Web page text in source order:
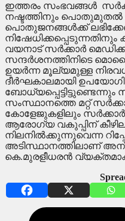
ഇത്തരം സംഭവങ്ങൾ
നഷ്ടത്തിനും പൊതുമുതൽ
പൊതുജനങ്ങൾക്ക്
വയനാട് സർക്കാർ
സന്ദർശനത്തിനിടെ
ഉയർന്ന മൂല്യമുള്ള
ദീർഘകാലമായി
സംസ്ഥാനത്തെ മറ്റ്
കോളേജുകളിലും
ആരോഗ്യ വകുപ്പിന്
നിലനിൽക്കുന്നുവെന്ന
അടിസ്ഥാനത്തിലാണ്
കെ.മുരളീധരൻ